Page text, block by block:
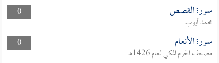
0
سورة القصص
محمد أيوب
0
سورة الأنعام
مصحف الحرم المكي لعام 1426هـ